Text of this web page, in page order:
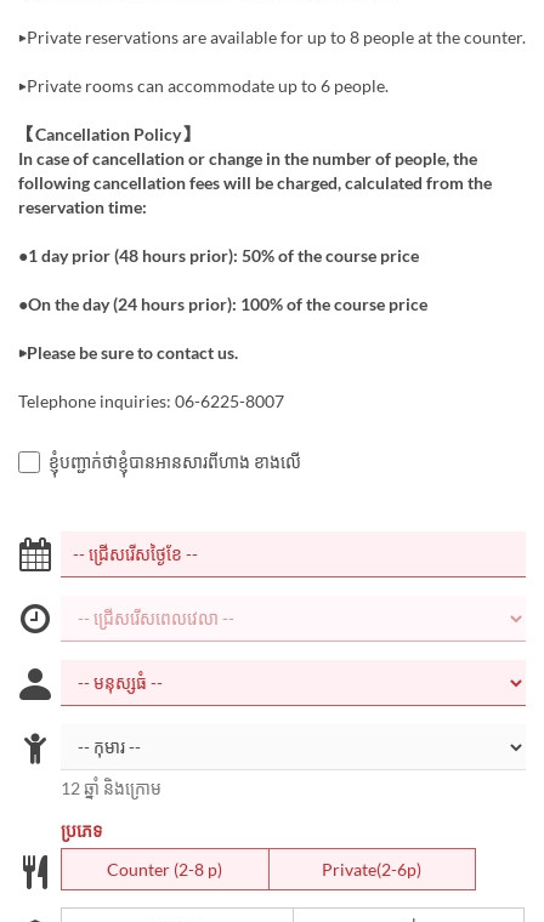
▶︎Private reservations are available for up to 8 people at the counter.
▶︎Private rooms can accommodate up to 6 people.
【Cancellation Policy】
In case of cancellation or change in the number of people, the
following cancellation fees will be charged, calculated from the
reservation time:
●1 day prior (48 hours prior): 50% of the course price
●On the day (24 hours prior): 100% of the course price
▶Please be sure to contact us.
Telephone inquiries: 06-6225-8007
ខ្ញុំបញ្ជាក់ថាខ្ញុំបានអានសារពីហាង ខាងលើ
12 ឆ្នាំ និងក្រោម
ប្រភេទ
Counter (2-8 p)
Private(2-6p)